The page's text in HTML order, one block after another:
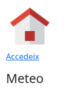
Accedeix
Meteo